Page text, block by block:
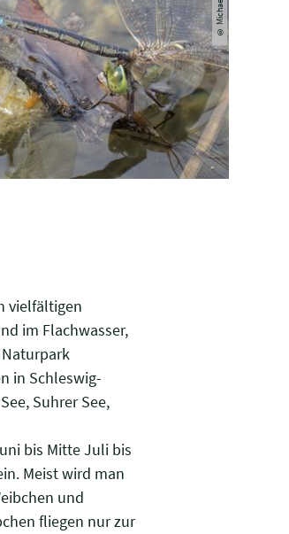
vielfältigen
im Flachwasser,
in Schleswig-
Suhrer See,
bis Mitte Juli bis
Meist wird man
und
fliegen nur zur